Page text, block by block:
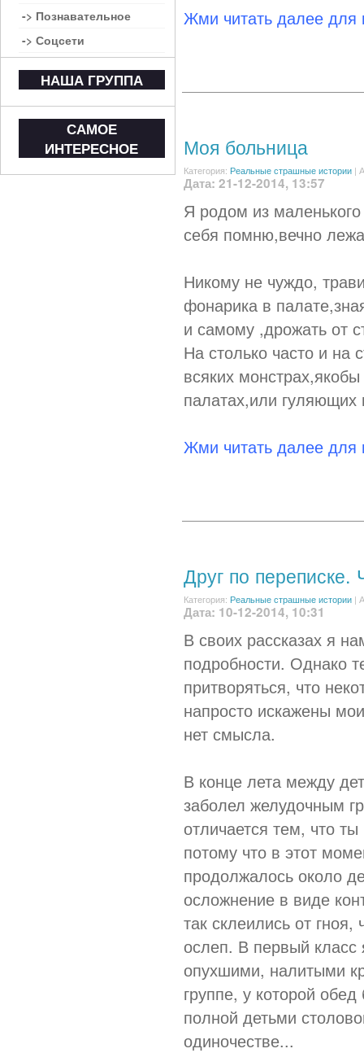
Жми читать далее для
Моя больница
Категория: Реальные страшные истории |
Дата: 21-12-2014, 13:57
Я родом из
себя помню,вечно
Никому не чуждо,
фонарика в
и самому ,дрожать от
На столько часто и на
всяких
палатах,или
Жми читать далее для
Друг по переписке.
Категория: Реальные страшные истории |
Дата: 10-12-2014, 10:31
В своих рассказах я
подробности. Однако
притворяться, что
напросто искажены
нет смысла.
В конце лета между
заболел желудочным
отличается тем, что
потому что в этот
продолжалось около
осложнение в виде
так склеились от
ослеп. В первый
опухшими, налитыми
группе, у которой
полной детьми
одиночестве...
-> Познавательное
-> Соцсети
НАША ГРУППА
САМОЕ
ИНТЕРЕСНОЕ